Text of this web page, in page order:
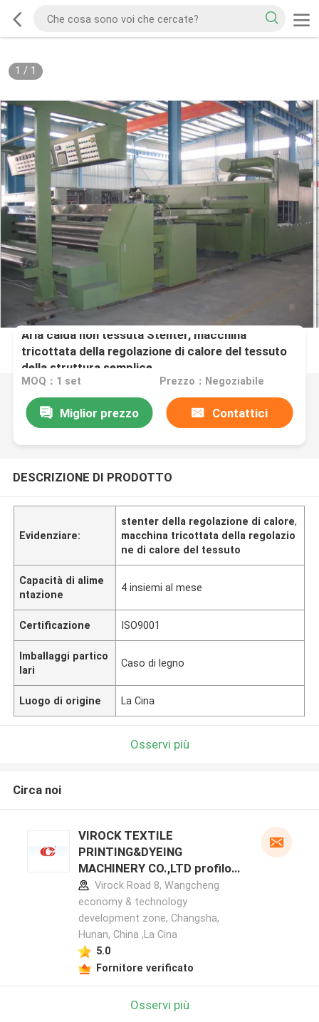
1 / 1
Aria calda non tessuta Stenter, macchina
tricottata della regolazione di calore del tessuto
della struttura semplice
MOQ：1 set Prezzo：Negoziabile
Miglior prezzo Contattici
DESCRIZIONE DI PRODOTTO
Evidenziare:
stenter della regolazione di calore,
macchina tricottata della regolazio
ne di calore del tessuto
Capacità di alime
ntazione
4 insiemi al mese
Certificazione ISO9001
Imballaggi partico
lari
Caso di legno
Luogo di origine La Cina
Osservi più
Circa noi
VIROCK TEXTILE
PRINTING&DYEING
MACHINERY CO.,LTD profilo
del produttore
Virock Road 8, Wangcheng
economy & technology
development zone, Changsha,
Hunan, China ,La Cina
5.0
Fornitore verificato
Osservi più